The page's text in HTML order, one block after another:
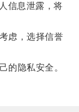
信息泄露，将
虑，选择信誉
隐私安全。